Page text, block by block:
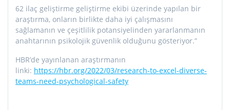
62 ilaç geliştirme geliştirme ekibi üzerinde yapılan bir
araştırma, onların birlikte daha iyi çalışmasını
sağlamanın ve çeşitlilik potansiyelinden yararlanmanın
anahtarının psikolojik güvenlik olduğunu gösteriyor.”
HBR’de yayınlanan araştırmanın
linki: https://hbr.org/2022/03/research-to-excel-diverse-
teams-need-psychological-safety